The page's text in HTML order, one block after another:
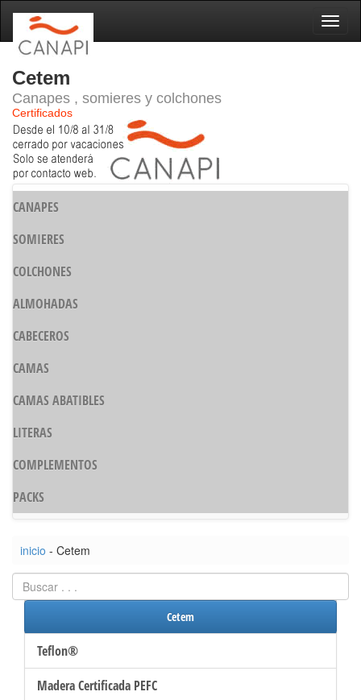
Cetem
Canapes , somieres y colchones
Certificados
CANAPES
SOMIERES
COLCHONES
ALMOHADAS
CABECEROS
CAMAS
CAMAS ABATIBLES
LITERAS
COMPLEMENTOS
PACKS
inicio - Cetem
Cetem
Teflon®
Madera Certificada PEFC